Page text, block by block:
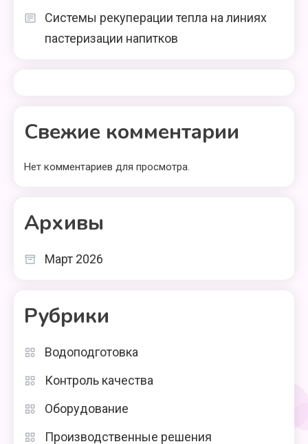
Системы рекуперации тепла на линиях
пастеризации напитков
Свежие комментарии
Нет комментариев для просмотра.
Архивы
Март 2026
Рубрики
Водоподготовка
Контроль качества
Оборудование
Производственные решения